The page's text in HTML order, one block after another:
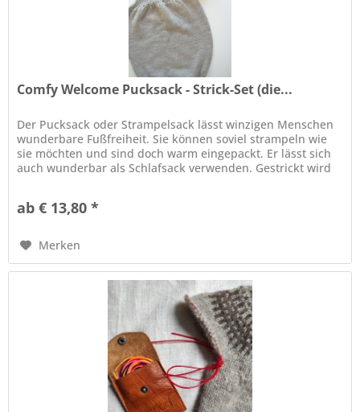
Comfy Welcome Pucksack - Strick-Set (die...
Der Pucksack oder Strampelsack lässt winzigen Menschen
wunderbare Fußfreiheit. Sie können soviel strampeln wie
sie möchten und sind doch warm eingepackt. Er lässt sich
auch wunderbar als Schlafsack verwenden. Gestrickt wird
ab € 13,80 *
Merken